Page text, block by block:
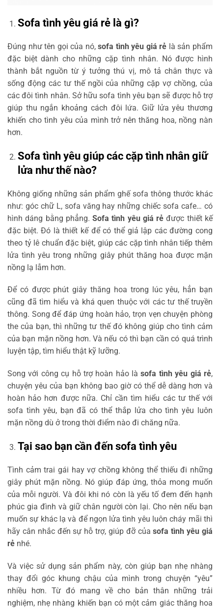
Sofa tình yêu giá rẻ là gì?
Đúng như tên gọi của nó,sofa tình yêu giá rẻ là sản phẩm
đặc biệt dành cho những cặp tình nhân. Nó được hình
thành bắt nguồn từ ý tưởng thú vị, mô tả chân thực và
sống động các tư thế ngồi của những cặp vợ chồng, của
các đôi tình nhân. Sở hữu sofa tình yêu bạn sẽ được hỗ trợ
giúp thu ngắn khoảng cách đôi lứa. Giữ lửa yêu thương
khiến cho tình yêu của mình trở nên thăng hoa, nồng nàn
hơn.
Sofa tình yêu giúp các cặp tình nhân giữ
lửa như thế nào?
Không giống những sản phẩm ghế sofa thông thước khác
như: góc chữ L, sofa văng hay những chiếc sofa cafe… có
hình dáng bằng phẳng.Sofa tình yêu giá rẻ được thiết kế
đặc biệt. Đó là thiết kế để có thể giả lập các đường cong
theo tỷ lê chuẩn đặc biệt, giúp các cặp tình nhân tiếp thêm
lửa tình yêu trong những giây phút thăng hoa được mặn
nồng lạ lẫm hơn.
Để có được phút giây thăng hoa trong lúc yêu, hẳn bạn
cũng đã tìm hiểu và khá quen thuộc với các tư thế truyền
thông. Song để đáp ứng hoàn hảo, trọn vẹn chuyện phòng
the của bạn, thì những tư thế đó không giúp cho tình cảm
của bạn mặn nồng hơn. Và nếu có thì bạn cần có quá trình
luyện tập, tìm hiểu thật kỹ lưỡng.
Song với công cụ hỗ trợ hoàn hảo làsofa tình yêu giá rẻ,
chuyện yêu của bạn không bao giờ có thể dễ dàng hơn và
hoàn hảo hơn được nữa. Chỉ cần tìm hiểu các tư thế với
sofa tình yêu, bạn đã có thể thắp lửa cho tình yêu luôn
mặn nồng dù ở trong thời điểm nào đi chăng nữa.
Tại sao bạn cần đến sofa tình yêu
Tình cảm trai gái hay vợ chồng không thể thiếu đi những
giây phút mặn nồng. Nó giúp đáp ứng, thỏa mong muốn
của mỗi người. Và đôi khi nó còn là yếu tố đem đến hạnh
phúc gia đình và giữ chân người còn lại. Cho nên nếu bạn
muốn sự khác lạ và để ngọn lửa tình yêu luôn cháy mãi thì
hãy cân nhắc đến sự hỗ trợ, giúp đỡ củasofa tình yêu giá
rẻ nhé.
Và việc sử dụng sản phẩm này, còn giúp bạn nhẹ nhàng
thay đổi góc khung chậu của mình trong chuyện “yêu”
nhiều hơn. Từ đó mang về cho bản thân những trải
nghiệm, nhẹ nhàng khiến bạn có một cảm giác thăng hoa